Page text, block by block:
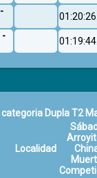
-
Dupla T2
Localidad